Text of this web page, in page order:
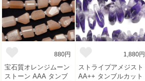
880円
宝石質オレンジムーン
ストーン AAA タンブ
1,880円
ストライプアメジスト
AA++ タンブルカット